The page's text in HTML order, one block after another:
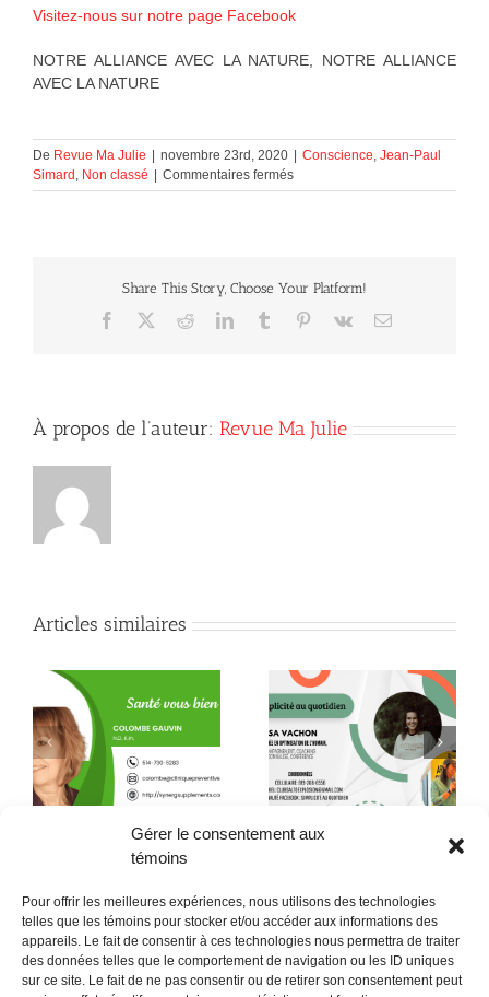
Gérer le consentement aux
témoins
Pour offrir les meilleures expériences, nous utilisons des technologies
telles que les témoins pour stocker et/ou accéder aux informations des
appareils. Le fait de consentir à ces technologies nous permettra de traiter
des données telles que le comportement de navigation ou les ID uniques
sur ce site. Le fait de ne pas consentir ou de retirer son consentement peut
Visitez-nous sur notre page Facebook
NOTRE ALLIANCE AVEC LA NATURE, NOTRE ALLIANCE
AVEC LA NATURE
De Revue Ma Julie novembre 23rd, 2020 Conscience, Jean-Paul
Simard , Non classé Commentaires ferméssur
NOTRE
Share This Story, Choose Your Platform!
Facebook RedditLinkedInTumblr Pinterest
Vk Courriel
À propos de l’auteur: Revue Ma Julie
Articles similaires
Quand la conscience
fait son chemin jusque
dans l’assiette !
Quelques citations de
Neale Donald Walsch
POLITIQUE CONFIDENTIALITÉES